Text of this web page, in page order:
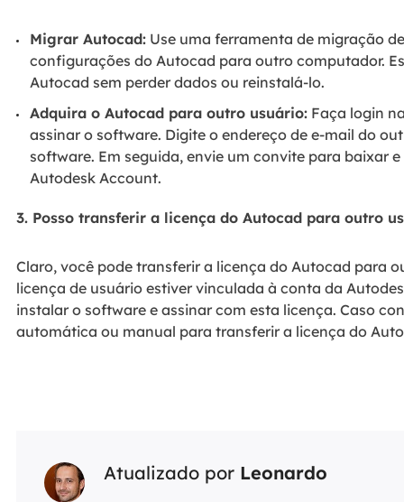
Migrar Autocad:Use uma ferramenta de migração
configurações do Autocad para outro computador.
Autocad sem perder dados ou reinstalá-lo.
Adquira o Autocad para outro usuário:Faça login
assinar o software. Digite o endereço de e-mail do
software. Em seguida, envie um convite para baixar
Autodesk Account.
3. Posso transferir a licença do Autocad para outro
Claro, você pode transferir a licença do Autocad para
licença de usuário estiver vinculada à conta da
instalar o software e assinar com esta licença. Caso
automática ou manual para transferir a licença do
Atualizado por Leonardo